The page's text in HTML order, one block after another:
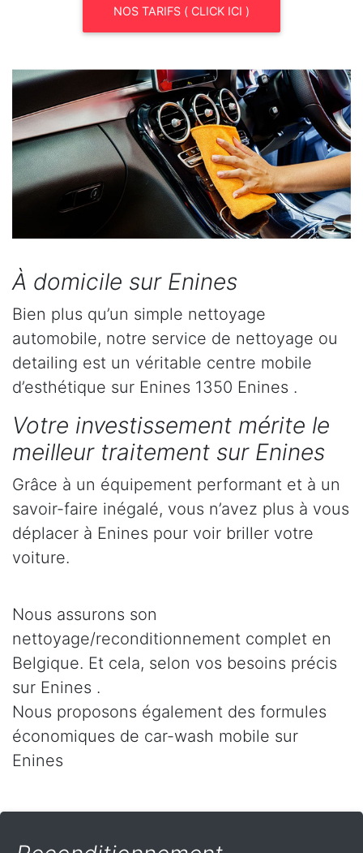
NOS TARIFS ( CLICK ICI )
À domicile sur Enines
Bien plus qu’un simple nettoyage
automobile, notre service de nettoyage ou
detailing est un véritable centre mobile
d’esthétique sur Enines 1350 Enines .
Votre investissement mérite le
meilleur traitement sur Enines
Grâce à un équipement performant et à un
savoir-faire inégalé, vous n’avez plus à vous
déplacer à Enines pour voir briller votre
voiture.
Nous assurons son
nettoyage/reconditionnement complet en
Belgique. Et cela, selon vos besoins précis
sur Enines .
Nous proposons également des formules
économiques de car-wash mobile sur
Enines